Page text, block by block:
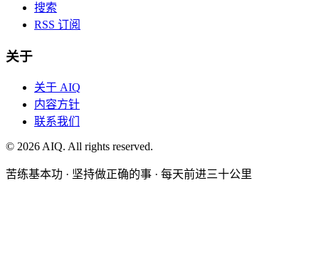
搜索
RSS 订阅
关于
关于 AIQ
内容方针
联系我们
© 2026 AIQ. All rights reserved.
苦练基本功 · 坚持做正确的事 · 每天前进三十公里